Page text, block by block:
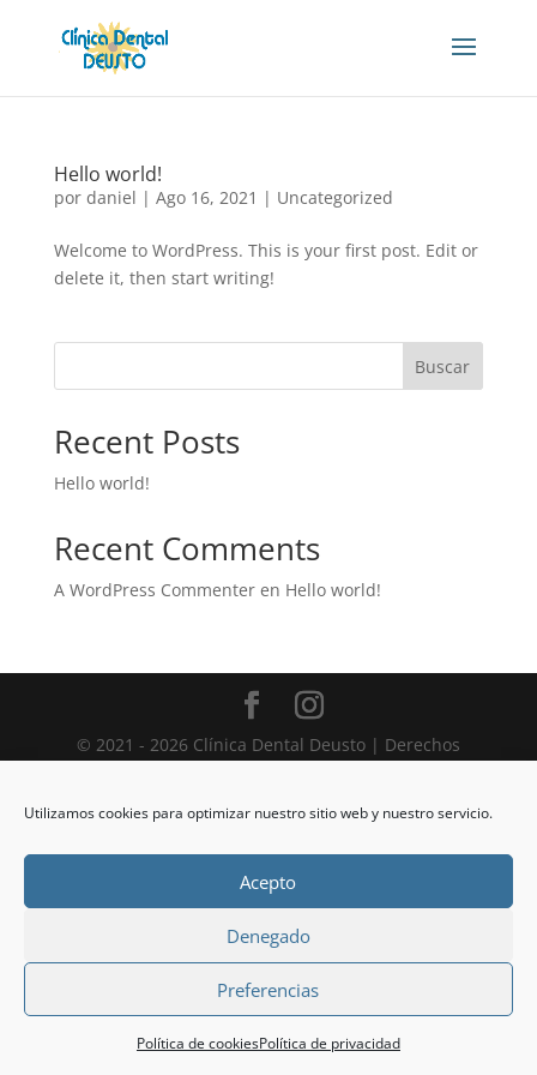
Utilizamos cookies para optimizar nuestro sitio web y nuestro servicio.
Acepto
Denegado
Preferencias
Política de cookiesPolítica de privacidad
Hello world!
por daniel | Ago 16, 2021 | Uncategorized
Welcome to WordPress. This is your first post. Edit or
delete it, then start writing!
Buscar
Recent Posts
Hello world!
Recent Comments
A WordPress Commenteren Hello world!
© 2021 - 2026 Clínica Dental Deusto | Derechos